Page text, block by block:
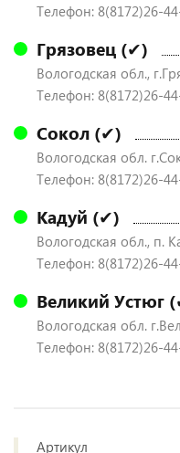
Телефон: 8(8172)26-
Грязовец (✔)
Вологодская обл.,
Телефон: 8(8172)26-
Сокол (✔)
Вологодская обл.
Телефон: 8(8172)26-
Кадуй (✔)
Вологодская обл., п.
Телефон: 8(8172)26-
Великий Устюг
Вологодская обл.
Телефон: 8(8172)26-
Артикул